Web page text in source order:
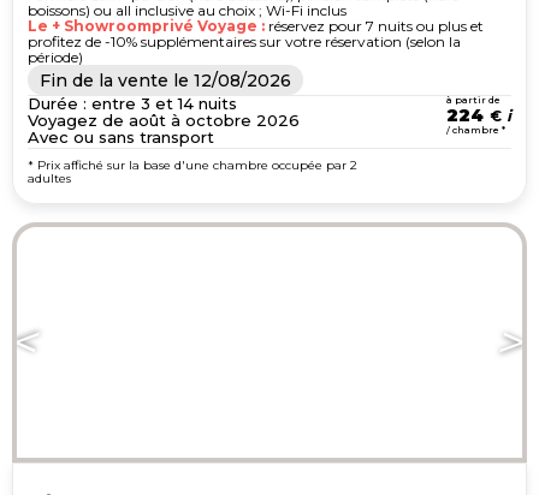
boissons) ou all inclusive au choix ; Wi-Fi inclus
Le + Showroomprivé Voyage : réservez pour 7 nuits ou plus et
profitez de -10% supplémentaires sur votre réservation (selon la
période)
Fin de la vente le 12/08/2026
Durée : entre 3 et 14 nuits
Voyagez de août à octobre 2026
Avec ou sans transport
à partir de
224 €
/ chambre *
* Prix affiché sur la base d'une chambre occupée par 2
adultes